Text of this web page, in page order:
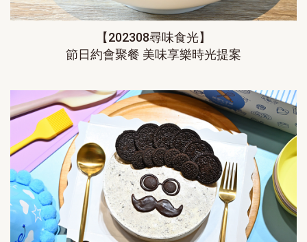
【202308尋味食光】
節日約會聚餐 美味享樂時光提案